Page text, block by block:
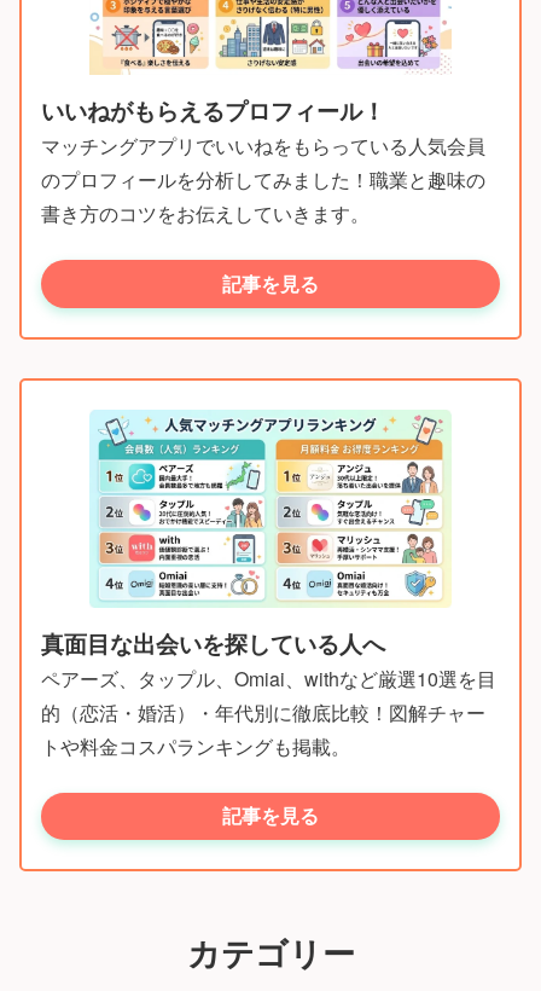
いいねがもらえるプロフィール！
マッチングアプリでいいねをもらっている人気会員
のプロフィールを分析してみました！職業と趣味の
書き方のコツをお伝えしていきます。
記事を見る
真面目な出会いを探している人へ
ペアーズ、タップル、Omiai、withなど厳選10選を目
的（恋活・婚活）・年代別に徹底比較！図解チャー
トや料金コスパランキングも掲載。
記事を見る
カテゴリー